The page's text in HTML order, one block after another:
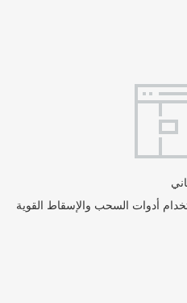
أدوات السحب والإسقاط القوية